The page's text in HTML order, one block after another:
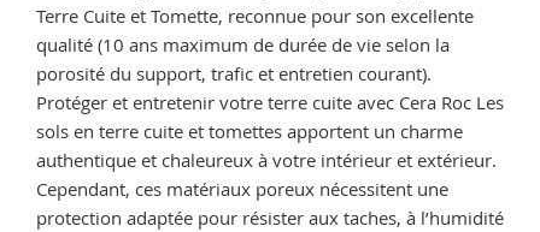
durable
avec
l’hydrofuge
Cera
Roc »
Terre Cuite et Tomette, reconnue pour son excellente
qualité (10 ans maximum de durée de vie selon la
porosité du support, trafic et entretien courant).
Protéger et entretenir votre terre cuite avec Cera Roc Les
sols en terre cuite et tomettes apportent un charme
authentique et chaleureux à votre intérieur et extérieur.
Cependant, ces matériaux poreux nécessitent une
protection adaptée pour résister aux taches, à l’humidité